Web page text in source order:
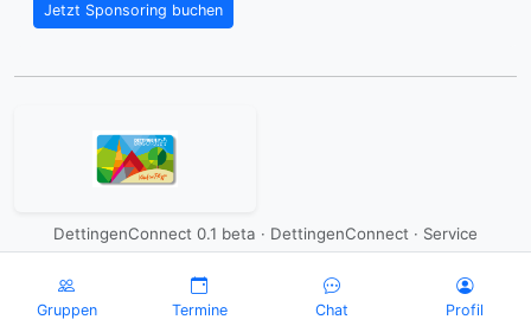
Jetzt Sponsoring buchen
DettingenConnect 0.1 beta · DettingenConnect · Service
Gruppen Termine Chat Profil